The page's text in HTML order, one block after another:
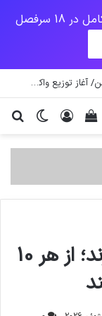
سرفصل
جهش آمریکایی کرونا و چالشی جدید برای واکسن/ آغاز توزیع واکسن از سوی اتحادیه کوواکس
تغییر ورود
دیدن سبد خرید
نبض تلگرام همچنان می زند؛ از هر 10